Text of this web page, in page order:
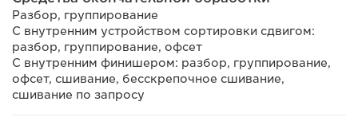
Разбор, группирование
С внутренним устройством сортировки сдвигом:
разбор, группирование, офсет
С внутренним финишером: разбор, группирование,
офсет, сшивание, бесскрепочное сшивание,
сшивание по запросу